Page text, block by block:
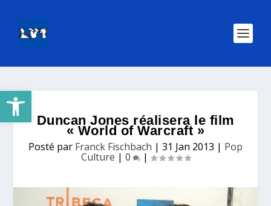
Ouvrir la barre d’outils
Duncan Jones réalisera le film
« World of Warcraft »
Posté par Franck Fischbach | 31 Jan 2013 | Pop
Culture | 0 |